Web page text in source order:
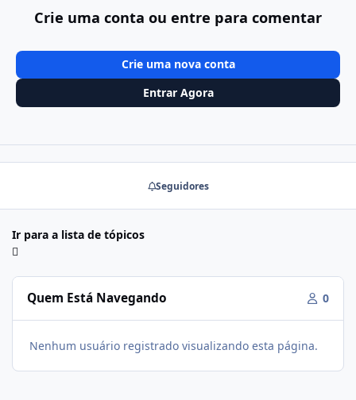
Crie uma conta ou entre para comentar
Crie uma nova conta
Entrar Agora
Seguidores
Ir para a lista de tópicos
Quem Está Navegando 0
Nenhum usuário registrado visualizando esta página.